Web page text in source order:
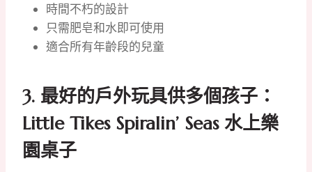
時間不朽的設計
只需肥皂和水即可使用
適合所有年齡段的兒童
3. 最好的戶外玩具供多個孩子：
Little Tikes Spiralin’ Seas 水上樂
園桌子